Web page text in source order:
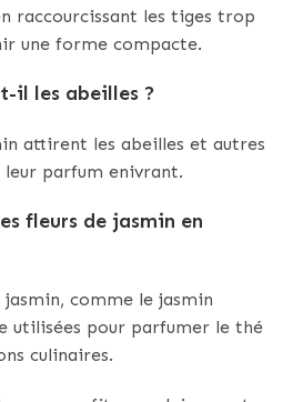
raccourcissant les tiges trop
une forme compacte.
il les abeilles ?
attirent les abeilles et autres
parfum enivrant.
fleurs de jasmin en
comme le jasmin
utilisées pour parfumer le thé
culinaires.